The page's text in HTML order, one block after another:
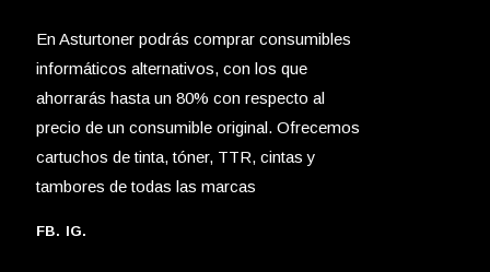
En Asturtoner podrás comprar consumibles
informáticos alternativos, con los que
ahorrarás hasta un 80% con respecto al
precio de un consumible original. Ofrecemos
cartuchos de tinta, tóner, TTR, cintas y
tambores de todas las marcas
FB. IG.